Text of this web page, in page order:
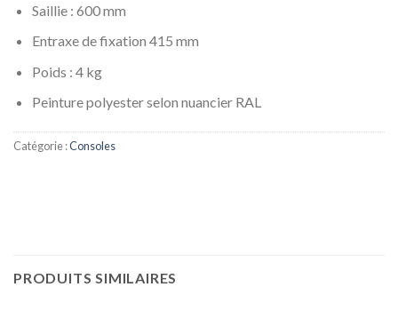
Saillie : 600 mm
Entraxe de fixation 415 mm
Poids : 4 kg
Peinture polyester selon nuancier RAL
Catégorie :Consoles
PRODUITS SIMILAIRES